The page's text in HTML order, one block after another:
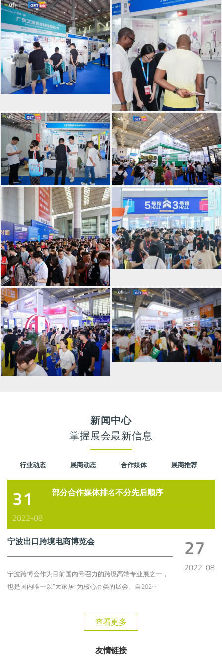
新闻中心
掌握展会最新信息
行业动态 展商动态 合作媒体 展商推荐
31
2022-08
部分合作媒体排名不分先后顺序
宁波出口跨境电商博览会
宁波跨博会作为目前国内号召力的跨境高端专业展之一，
也是国内唯一以”大家居”为核心品类的展会。自202···
27
2022-08
查看更多
友情链接